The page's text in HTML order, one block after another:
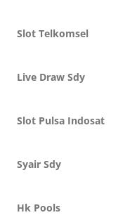
Slot Telkomsel
Live Draw Sdy
Slot Pulsa Indosat
Syair Sdy
Hk Pools